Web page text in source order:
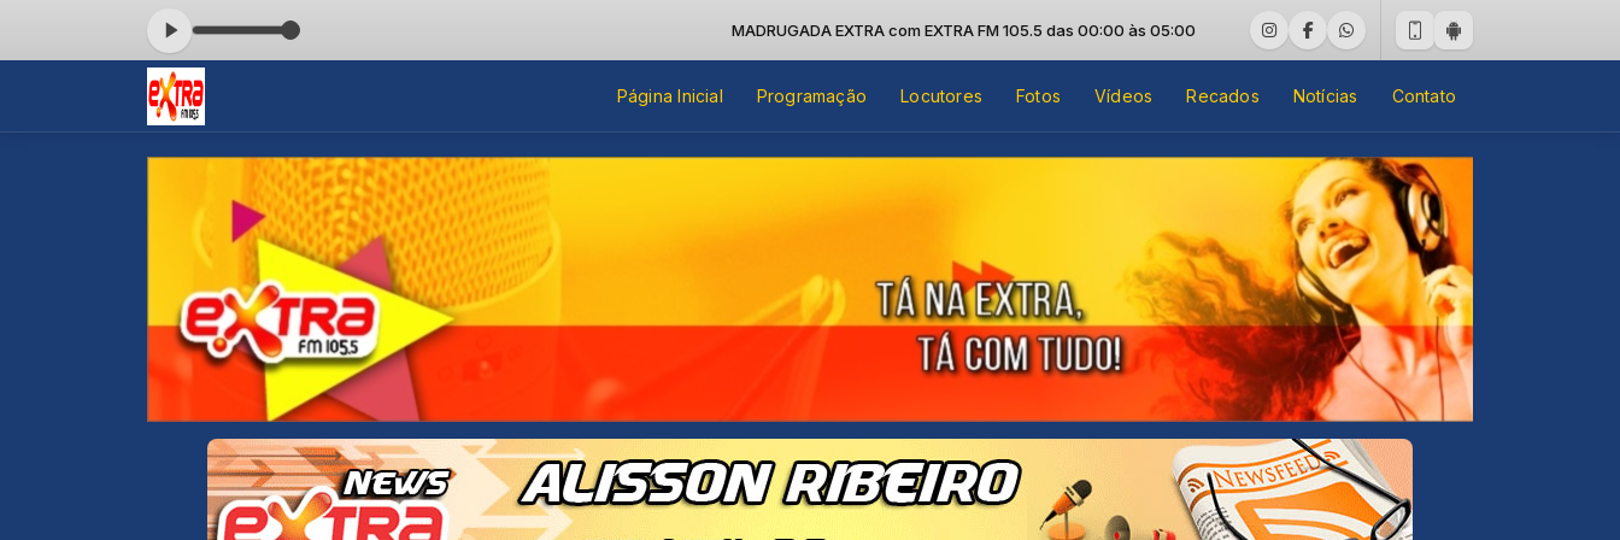
FM 105.5 das 00:00 às 05:00 MADRUGADA EXTRA com EXTRA FM 105.5 das 00:00 às 05:00
Página Inicial Programação Locutores Fotos Vídeos Recados Notícias Contato